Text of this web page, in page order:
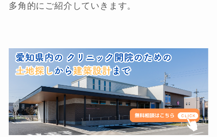
多角的にご紹介していきます。